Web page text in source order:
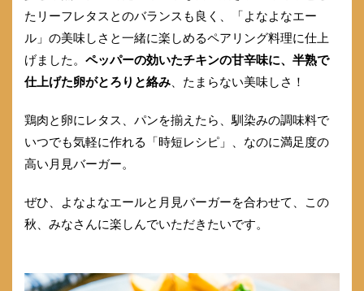
たリーフレタスとのバランスも良く、「よなよなエー
ル」の美味しさと一緒に楽しめるペアリング料理に仕上
げました。 ペッパーの効いたチキンの甘辛味に、半熟で
仕上げた卵がとろりと絡み 、たまらない美味しさ！
鶏肉と卵にレタス、パンを揃えたら、馴染みの調味料で
いつでも気軽に作れる「時短レシピ」、なのに満足度の
高い月見バーガー。
ぜひ、よなよなエールと月見バーガーを合わせて、この
秋、みなさんに楽しんでいただきたいです。